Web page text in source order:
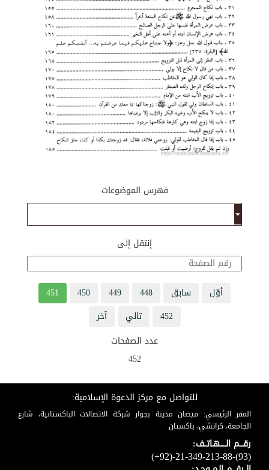
فهرس الموضوعات
إنتقل إلى
أوّل سابق 448
449
450
451
452
تالي
آخر
عدد الصفحات
452
للتواصل مع مركز الدعوة الإسلامية:
المقر الرئيسي: فيضان مدينة بجوار شركة الاتصالات الباكستانية، شارع
الجامعة، كراتشي، باكستان
رقـــم الـــــهـاتــف:
(+92)-21-349-213-88-(93)